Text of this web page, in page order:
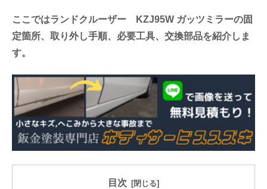
ここではランドクルーザー KZJ95W ガッツミラーの固
定箇所、取り外し手順、必要工具、交換部品を紹介しま
す。
目次